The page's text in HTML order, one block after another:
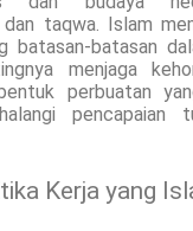
taqwa. Islam
batasan-batasan
menjaga
perbuatan
pencapaian
Kerja yang